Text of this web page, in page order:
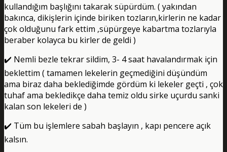
kullandığım başlığını takarak süpürdüm. ( yakından
bakınca, dikişlerin içinde biriken tozların,kirlerin ne kadar
çok olduğunu fark ettim ,süpürgeye kabartma tozlarıyla
beraber kolayca bu kirler de geldi )
✔️ Nemli bezle tekrar sildim, 3- 4 saat havalandırmak için
beklettim ( tamamen lekelerin geçmediğini düşündüm
ama biraz daha beklediğimde gördüm ki lekeler geçti , çok
tuhaf ama bekledikçe daha temiz oldu sirke uçurdu sanki
kalan son lekeleri de )
✔️ Tüm bu işlemlere sabah başlayın , kapı pencere açık
kalsın.